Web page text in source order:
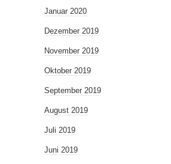
Januar 2020
Dezember 2019
November 2019
Oktober 2019
September 2019
August 2019
Juli 2019
Juni 2019